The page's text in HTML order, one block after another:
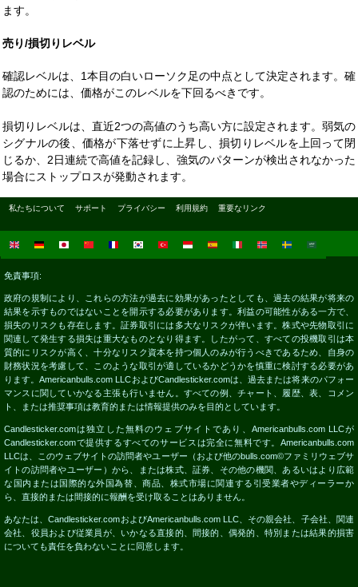
ます。
売り/損切りレベル
確認レベルは、1本目の白いローソク足の中点として決定されます。確
認のためには、価格がこのレベルを下回るべきです。
損切りレベルは、直近2つの高値のうち高い方に設定されます。弱気の
シグナルの後、価格が下落せずに上昇し、損切りレベルを上回って閉
じるか、2日連続で高値を記録し、強気のパターンが検出されなかった
場合にストップロスが発動されます。
私たちについて サポート プライバシー 利用規約 重要なリンク
免責事項:
政府の規制により、これらの方法が過去に効果があったとしても、過去の結果が将来の
結果を示すものではないことを開示する必要があります。利益の可能性がある一方で、
損失のリスクも存在します。証券取引には多大なリスクが伴います。株式や先物取引に
関連して発生する損失は重大なものとなり得ます。したがって、すべての投機取引は本
質的にリスクが高く、十分なリスク資本を持つ個人のみが行うべきであるため、自身の
財務状況を考慮して、このような取引が適しているかどうかを慎重に検討する必要があ
ります。Americanbulls.com LLCおよびCandlesticker.comは、過去または将来のパフォー
マンスに関していかなる主張も行いません。すべての例、チャート、履歴、表、コメン
ト、または推奨事項は教育的または情報提供のみを目的としています。
Candlesticker.comは独立した無料のウェブサイトであり、Americanbulls.com LLCが
Candlesticker.comで提供するすべてのサービスは完全に無料です。Americanbulls.com
LLCは、このウェブサイトの訪問者やユーザー（および他のbulls.com©ファミリウェブサ
イトの訪問者やユーザー）から、または株式、証券、その他の機関、あるいはより広範
な国内または国際的な外国為替、商品、株式市場に関連する引受業者やディーラーか
ら、直接的または間接的に報酬を受け取ることはありません。
あなたは、Candlesticker.comおよびAmericanbulls.com LLC、その親会社、子会社、関連
会社、役員および従業員が、いかなる直接的、間接的、偶発的、特別または結果的損害
についても責任を負わないことに同意します。